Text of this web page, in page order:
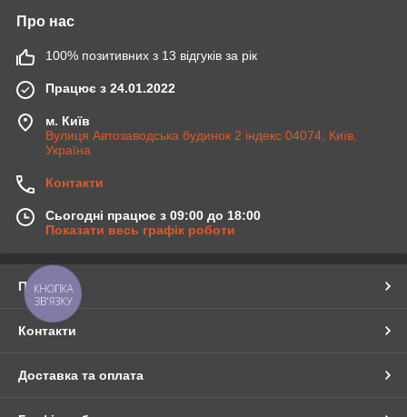
Про нас
100% позитивних з 13 відгуків за рік
Працює з 24.01.2022
м. Київ
Вулиця Автозаводська будинок 2 індекс 04074, Київ,
Україна
Контакти
Сьогодні працює з 09:00 до 18:00
Показати весь графік роботи
Про нас
Контакти
Доставка та оплата
КНОПКА
ЗВ'ЯЗКУ